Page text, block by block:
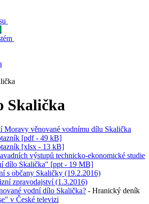
Skalička
Moravy věnované vodnímu dílu Skalička
[pdf - 49 kB]
[xlsx - 13 kB]
výstupů technicko-ekonomické studie
dílo Skalička" [ppt - 19 MB]
s občany Skaličky (19.2.2016)
zpravodajství (1.3.2016)
vodní dílo Skalička? - Hranický deník
v České televizi